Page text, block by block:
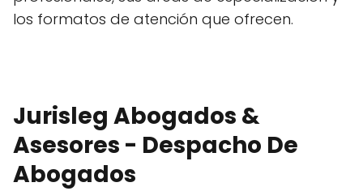
los formatos de atención que ofrecen.
Jurisleg Abogados &
Asesores - Despacho De
Abogados